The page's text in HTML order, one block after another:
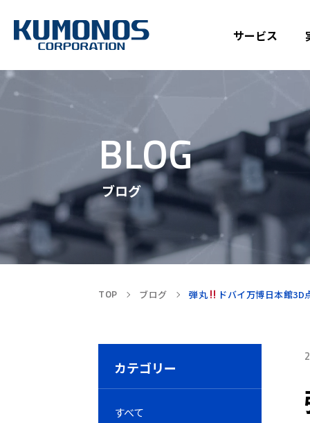
サービス
BLOG
ブログ
TOP ブログ 弾丸 ドバイ万博日本館3D
カテゴリー
すべて